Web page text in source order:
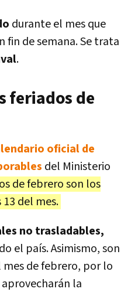
durante el mes que
fin de semana. Se trata
.
feriados de
oficial de
del Ministerio
de febrero son los
del mes.
no trasladables,
el país. Asimismo, son
mes de febrero, por lo
la